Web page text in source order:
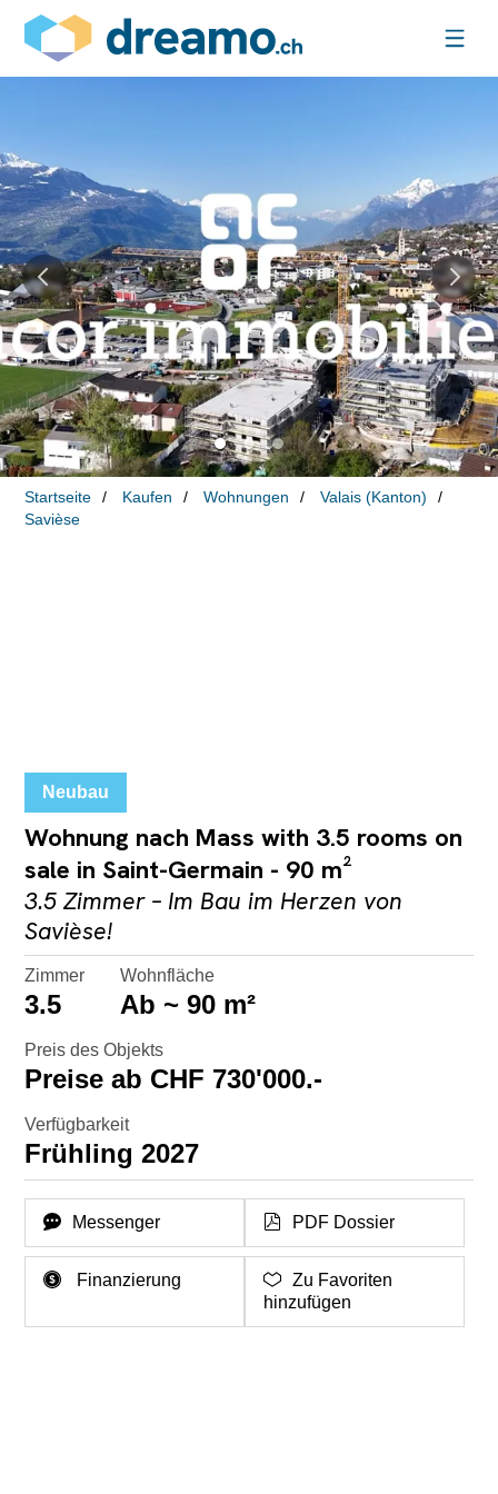
Startseite Kaufen Wohnungen
Valais (Kanton)
Savièse
Neubau
Wohnung nach Mass with 3.5 rooms on
sale in Saint-Germain - 90 m²
3.5 Zimmer – Im Bau im Herzen von
Savièse!
Zimmer
3.5
Wohnfläche
Ab ~ 90 m²
Preis des Objekts
Preise ab CHF 730'000.-
Verfügbarkeit
Frühling 2027
Messenger PDF Dossier
Finanzierung
Zu Favoriten
hinzufügen